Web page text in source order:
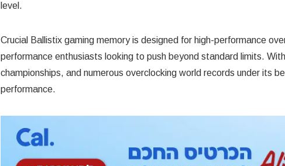
level.
Crucial Ballistix gaming memory is designed for high-performance
performance enthusiasts looking to push beyond standard limits.
championships, and numerous overclocking world records under its
performance.